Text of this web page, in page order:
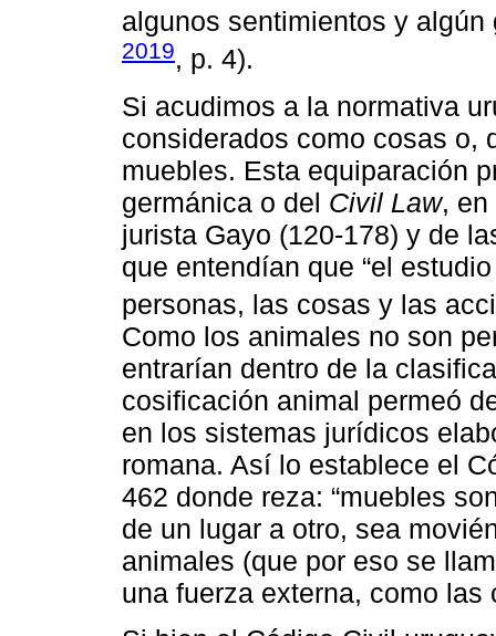
algunos sentimientos y algún
2019, p. 4).
Si acudimos a la normativa
considerados como cosas o,
muebles. Esta equiparación
germánica o del Civil Law, en
jurista Gayo (120-178) y de
que entendían que “el
personas, las cosas y las
Como los animales no son
entrarían dentro de la
cosificación animal permeó
en los sistemas jurídicos
romana. Así lo establece el
462 donde reza: “muebles
de un lugar a otro, sea
animales (que por eso se
una fuerza externa, como las